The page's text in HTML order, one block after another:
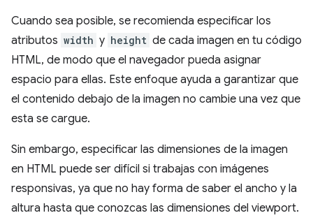
Cuando sea posible, se recomienda especificar los
atributos width y height de cada imagen en tu código
HTML, de modo que el navegador pueda asignar
espacio para ellas. Este enfoque ayuda a garantizar que
el contenido debajo de la imagen no cambie una vez que
esta se cargue.
Sin embargo, especificar las dimensiones de la imagen
en HTML puede ser difícil si trabajas con imágenes
responsivas, ya que no hay forma de saber el ancho y la
altura hasta que conozcas las dimensiones del viewport.